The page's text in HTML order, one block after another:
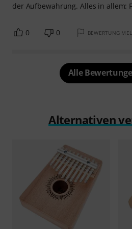
der Aufbewahrung. Alles in allem:
0 0 BEWERTUNG
Alle
Alternativen